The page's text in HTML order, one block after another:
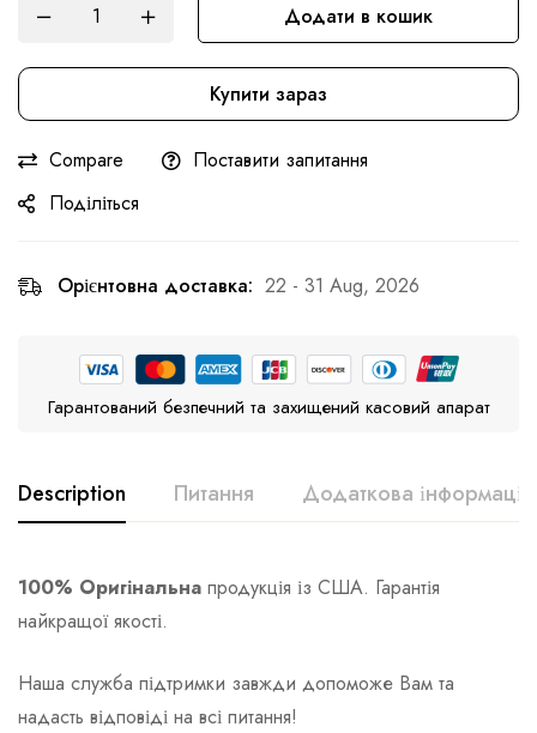
Додати в кошик
Купити зараз
Compare
Поставити запитання
Поділіться
Орієнтовна доставка: 22 - 31 Aug, 2026
Гарантований безпечний та захищений касовий апарат
Description Питання Додаткова інформація
100% Оригінальна продукція із США. Гарантія
найкращої якості.
Наша служба підтримки завжди допоможе Вам та
надасть відповіді на всі питання!